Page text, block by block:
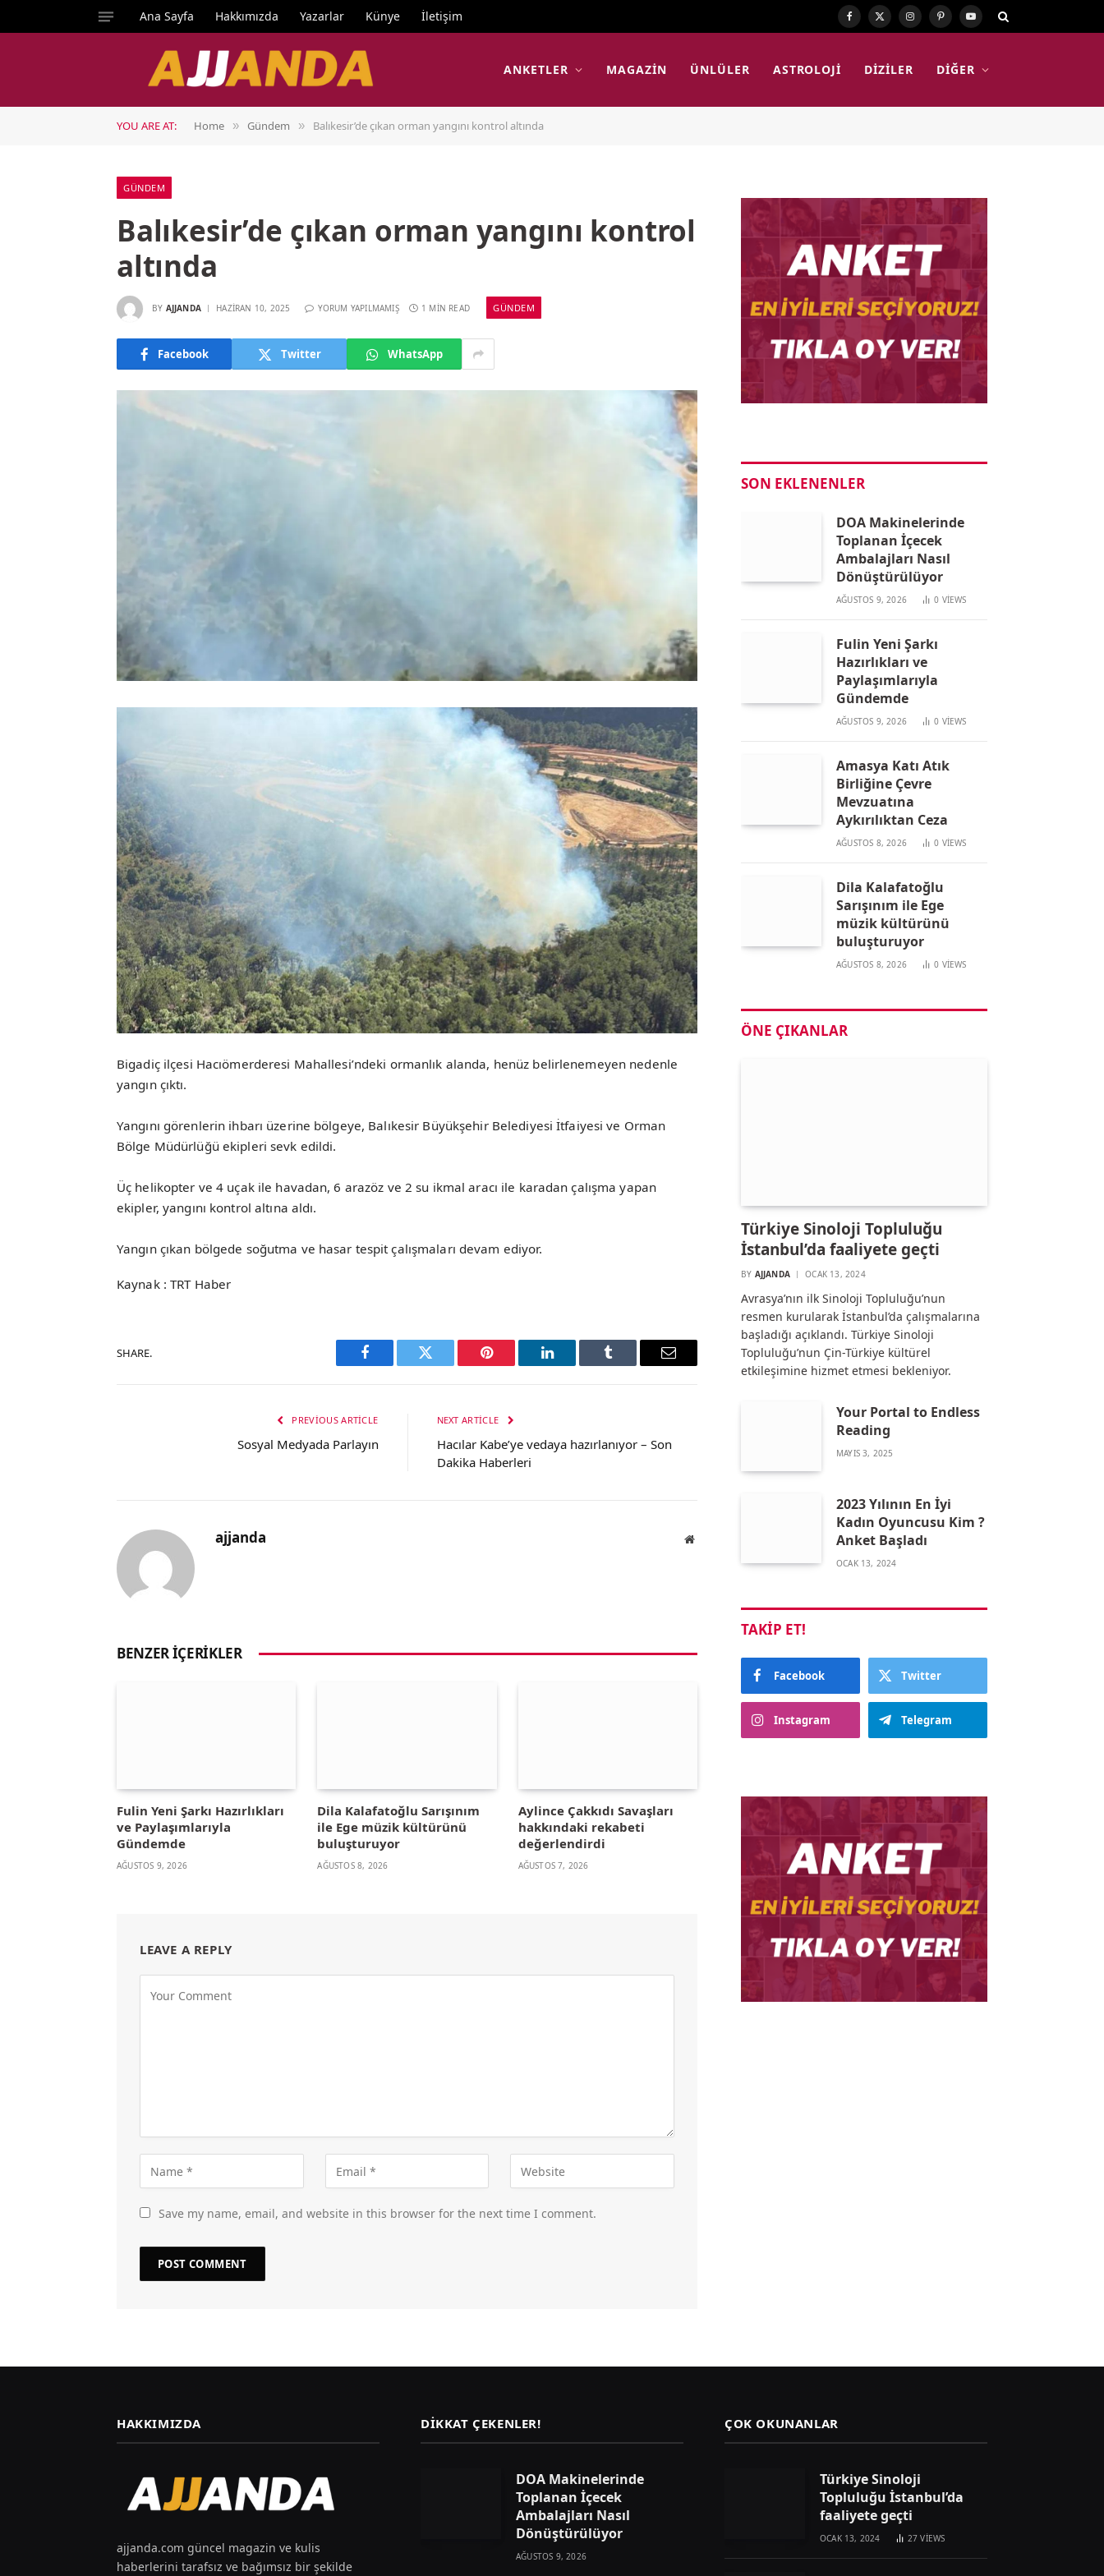
Ana Sayfa Hakkımızda Yazarlar Künye İletişim Facebook
X
Instagram
PinterestYouTube
ANKETLER MAGAZIN ÜNLÜLER ASTROLOJI DIZILER DIĞER
YOU ARE AT: Home » Gündem » Balıkesir’de çıkan orman yangını kontrol altında
GÜNDEM
Balıkesir’de çıkan orman yangını kontrol
altında
BY AJJANDA HAZIRAN 10, 2025 YORUM YAPILMAMIŞ 1 MIN READ GÜNDEM
Facebook Twitter WhatsApp
Bigadiç ilçesi Hacıömerderesi Mahallesi’ndeki ormanlık alanda, henüz belirlenemeyen nedenle
yangın çıktı.
Yangını görenlerin ihbarı üzerine bölgeye, Balıkesir Büyükşehir Belediyesi İtfaiyesi ve Orman
Bölge Müdürlüğü ekipleri sevk edildi.
Üç helikopter ve 4 uçak ile havadan, 6 arazöz ve 2 su ikmal aracı ile karadan çalışma yapan
ekipler, yangını kontrol altına aldı.
Yangın çıkan bölgede soğutma ve hasar tespit çalışmaları devam ediyor.
Kaynak : TRT Haber
SHARE.
Facebook Twitter Pinterest LinkedIn Tumblr Email
PREVIOUS ARTICLE
Sosyal Medyada Parlayın
NEXT ARTICLE
Hacılar Kabe’ye vedaya hazırlanıyor – Son
Dakika Haberleri
ajjanda Website
BENZER İÇERIKLER
Fulin Yeni Şarkı Hazırlıkları
ve Paylaşımlarıyla
Gündemde
AĞUSTOS 9, 2026
Dila Kalafatoğlu Sarışınım
ile Ege müzik kültürünü
buluşturuyor
AĞUSTOS 8, 2026
Aylince Çakkıdı Savaşları
hakkındaki rekabeti
değerlendirdi
AĞUSTOS 7, 2026
LEAVE A REPLY
Save my name, email, and website in this browser for the next time I comment.
SON EKLENENLER
DOA Makinelerinde
Toplanan İçecek
Ambalajları Nasıl
Dönüştürülüyor
AĞUSTOS 9, 2026 0 VIEWS
Fulin Yeni Şarkı
Hazırlıkları ve
Paylaşımlarıyla
Gündemde
AĞUSTOS 9, 2026 0 VIEWS
Amasya Katı Atık
Birliğine Çevre
Mevzuatına
Aykırılıktan Ceza
AĞUSTOS 8, 2026 0 VIEWS
Dila Kalafatoğlu
Sarışınım ile Ege
müzik kültürünü
buluşturuyor
AĞUSTOS 8, 2026 0 VIEWS
ÖNE ÇIKANLAR
Türkiye Sinoloji Topluluğu
İstanbul’da faaliyete geçti
BY AJJANDA OCAK 13, 2024
Avrasya’nın ilk Sinoloji Topluluğu’nun
resmen kurularak İstanbul’da çalışmalarına
başladığı açıklandı. Türkiye Sinoloji
Topluluğu’nun Çin-Türkiye kültürel
etkileşimine hizmet etmesi bekleniyor.
Your Portal to Endless
Reading
MAYIS 3, 2025
2023 Yılının En İyi
Kadın Oyuncusu Kim ?
Anket Başladı
OCAK 13, 2024
TAKIP ET!
Facebook Twitter
Instagram Telegram
HAKKIMIZDA
ajjanda.com güncel magazin ve kulis
haberlerini tarafsız ve bağımsız bir şekilde
DIKKAT ÇEKENLER!
DOA Makinelerinde
Toplanan İçecek
Ambalajları Nasıl
Dönüştürülüyor
AĞUSTOS 9, 2026
ÇOK OKUNANLAR
Türkiye Sinoloji
Topluluğu İstanbul’da
faaliyete geçti
OCAK 13, 2024 27VIEWS